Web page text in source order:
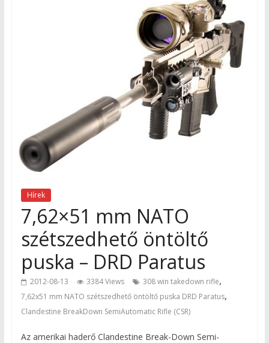
Hírek
7,62×51 mm NATO
szétszedhető öntöltő
puska – DRD Paratus
2012-08-13 3384 Views 308 win takedown rifle,
7,62x51 mm NATO szétszedhető öntöltő puska DRD Paratus,
Clandestine BreakDown SemiAutomatic Rifle (CSR)
Az amerikai haderő Clandestine Break-Down Semi-